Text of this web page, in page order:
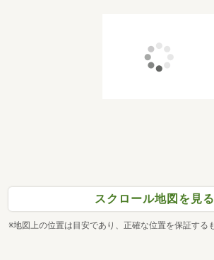
スクロール地図を見る
※地図上の位置は目安であり、正確な位置を保証する